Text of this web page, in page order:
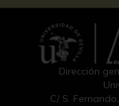
Dirección
C/ S.